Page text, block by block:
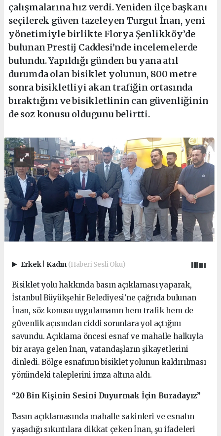
çalışmalarına hız verdi. Yeniden ilçe başkanı
seçilerek güven tazeleyen Turgut İnan, yeni
yönetimiyle birlikte Florya Şenlikköy’de
bulunan Prestij Caddesi’nde incelemelerde
bulundu. Yapıldığı günden bu yana atıl
durumda olan bisiklet yolunun, 800 metre
sonra bisikletliyi akan trafiğin ortasında
bıraktığını ve bisikletlinin can güvenliğinin
de soz konusu oldugunu belirtti.
Erkek Kadın (Haberi Sesli Oku)
Bisiklet yolu hakkında basın açıklaması yaparak,
İstanbul Büyükşehir Belediyesi’ne çağrıda bulunan
İnan, söz konusu uygulamanın hem trafik hem de
güvenlik açısından ciddi sorunlara yol açtığını
savundu. Açıklama öncesi esnaf ve mahalle halkıyla
bir araya gelen İnan, vatandaşların şikayetlerini
dinledi. Bölge esnafının bisiklet yolunun kaldırılması
yönündeki taleplerini imza altına aldı.
“20 Bin Kişinin Sesini Duyurmak İçin Buradayız”
Basın açıklamasında mahalle sakinleri ve esnafın
yaşadığı sıkıntılara dikkat çeken İnan, şu ifadeleri